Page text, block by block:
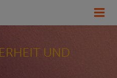
UND